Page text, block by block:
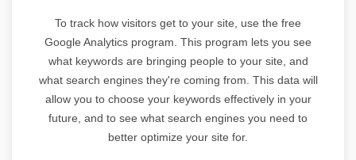
To track how visitors get to your site, use the free
Google Analytics program. This program lets you see
what keywords are bringing people to your site, and
what search engines they're coming from. This data will
allow you to choose your keywords effectively in your
future, and to see what search engines you need to
better optimize your site for.